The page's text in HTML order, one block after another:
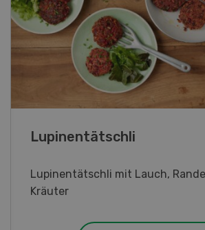
Frühlingsrollen
Frühlingsrollen mit Poulet